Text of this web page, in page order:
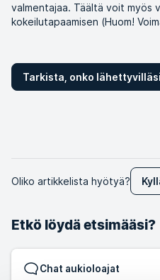
valmentajaa. Täältä voit myös
kokeilutapaamisen (Huom!
Tarkista, onko
Oliko artikkelista hyötyä?
Etkö löydä etsimääsi?
Chat aukioloajat